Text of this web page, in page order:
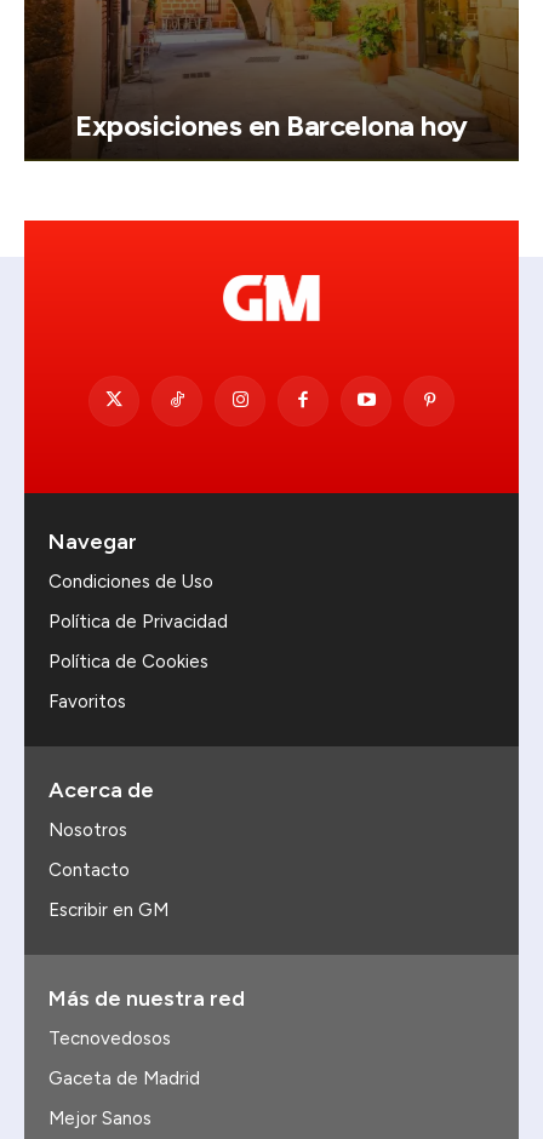
Exposiciones en Barcelona hoy
Navegar
Condiciones de Uso
Política de Privacidad
Política de Cookies
Favoritos
Acerca de
Nosotros
Contacto
Escribir en GM
Más de nuestra red
Tecnovedosos
Gaceta de Madrid
Mejor Sanos